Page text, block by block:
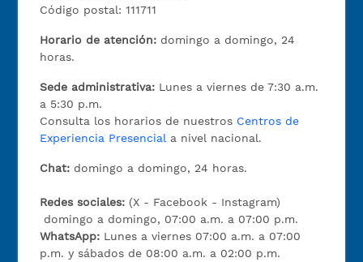
Código postal: 111711
Horario de atención: domingo a domingo, 24
horas.
Sede administrativa: Lunes a viernes de 7:30 a.m.
a 5:30 p.m.
Consulta los horarios de nuestros Centros de
Experiencia Presencial a nivel nacional.
Chat: domingo a domingo, 24 horas.
Redes sociales: (X - Facebook - Instagram)
domingo a domingo, 07:00 a.m. a 07:00 p.m.
WhatsApp: Lunes a viernes 07:00 a.m. a 07:00
p.m. y sábados de 08:00 a.m. a 02:00 p.m.